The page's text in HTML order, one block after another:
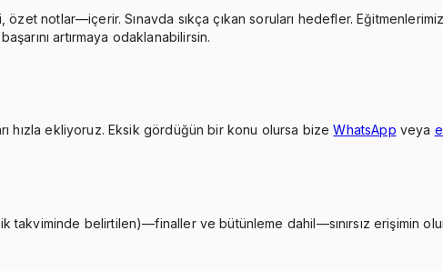
özet notlar—içerir. Sınavda sıkça çıkan soruları hedefler.
artırmaya odaklanabilirsin.
hızla ekliyoruz. Eksik gördüğün bir konu olursa bize WhatsApp veya
takviminde belirtilen)—finaller ve bütünleme dahil—sınırsız erişimin